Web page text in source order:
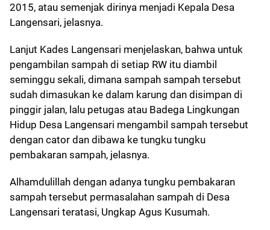
2015, atau semenjak dirinya menjadi Kepala Desa
Langensari, jelasnya.
Lanjut Kades Langensari menjelaskan, bahwa untuk
pengambilan sampah di setiap RW itu diambil
seminggu sekali, dimana sampah sampah tersebut
sudah dimasukan ke dalam karung dan disimpan di
pinggir jalan, lalu petugas atau Badega Lingkungan
Hidup Desa Langensari mengambil sampah tersebut
dengan cator dan dibawa ke tungku tungku
pembakaran sampah, jelasnya.
Alhamdulillah dengan adanya tungku pembakaran
sampah tersebut permasalahan sampah di Desa
Langensari teratasi, Ungkap Agus Kusumah.